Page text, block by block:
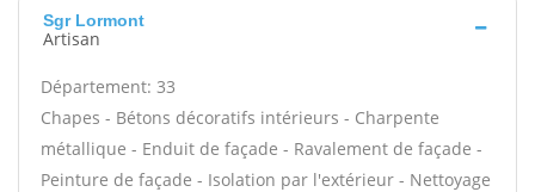
Sgr Lormont
Artisan
Département: 33
Chapes - Bétons décoratifs intérieurs - Charpente
métallique - Enduit de façade - Ravalement de façade -
Peinture de façade - Isolation par l'extérieur - Nettoyage